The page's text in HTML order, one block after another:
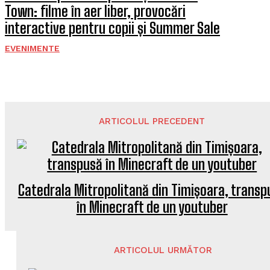
Town: filme în aer liber, provocări
interactive pentru copii și Summer Sale
EVENIMENTE
ARTICOLUL PRECEDENT
Catedrala Mitropolitană din Timișoara,
în Minecraft de un youtuber
ARTICOLUL URMĂTOR